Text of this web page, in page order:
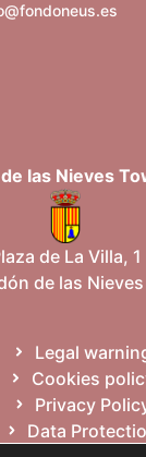
las Nieves
de La Villa, 1
de las
Legal
Cookies
Privacy
Data